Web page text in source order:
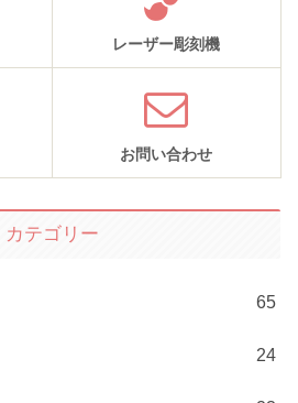
レーザー彫刻機
お問い合わせ
カテゴリー
65
24